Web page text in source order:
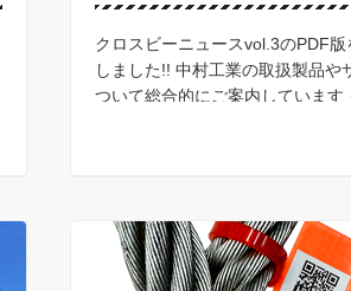
クロスビーニュースvol.3のPDF版
しました!! 中村工業の取扱製品や
ついて総合的にご案内しています